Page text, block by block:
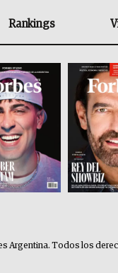
Rankings
Argentina. Todos los